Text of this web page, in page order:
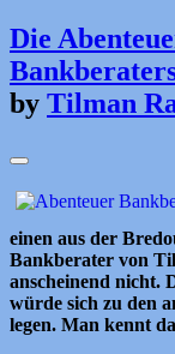
Die
by Tilman
einen aus der
Bankberater von
anscheinend nicht.
würde sich zu den
legen. Man kennt